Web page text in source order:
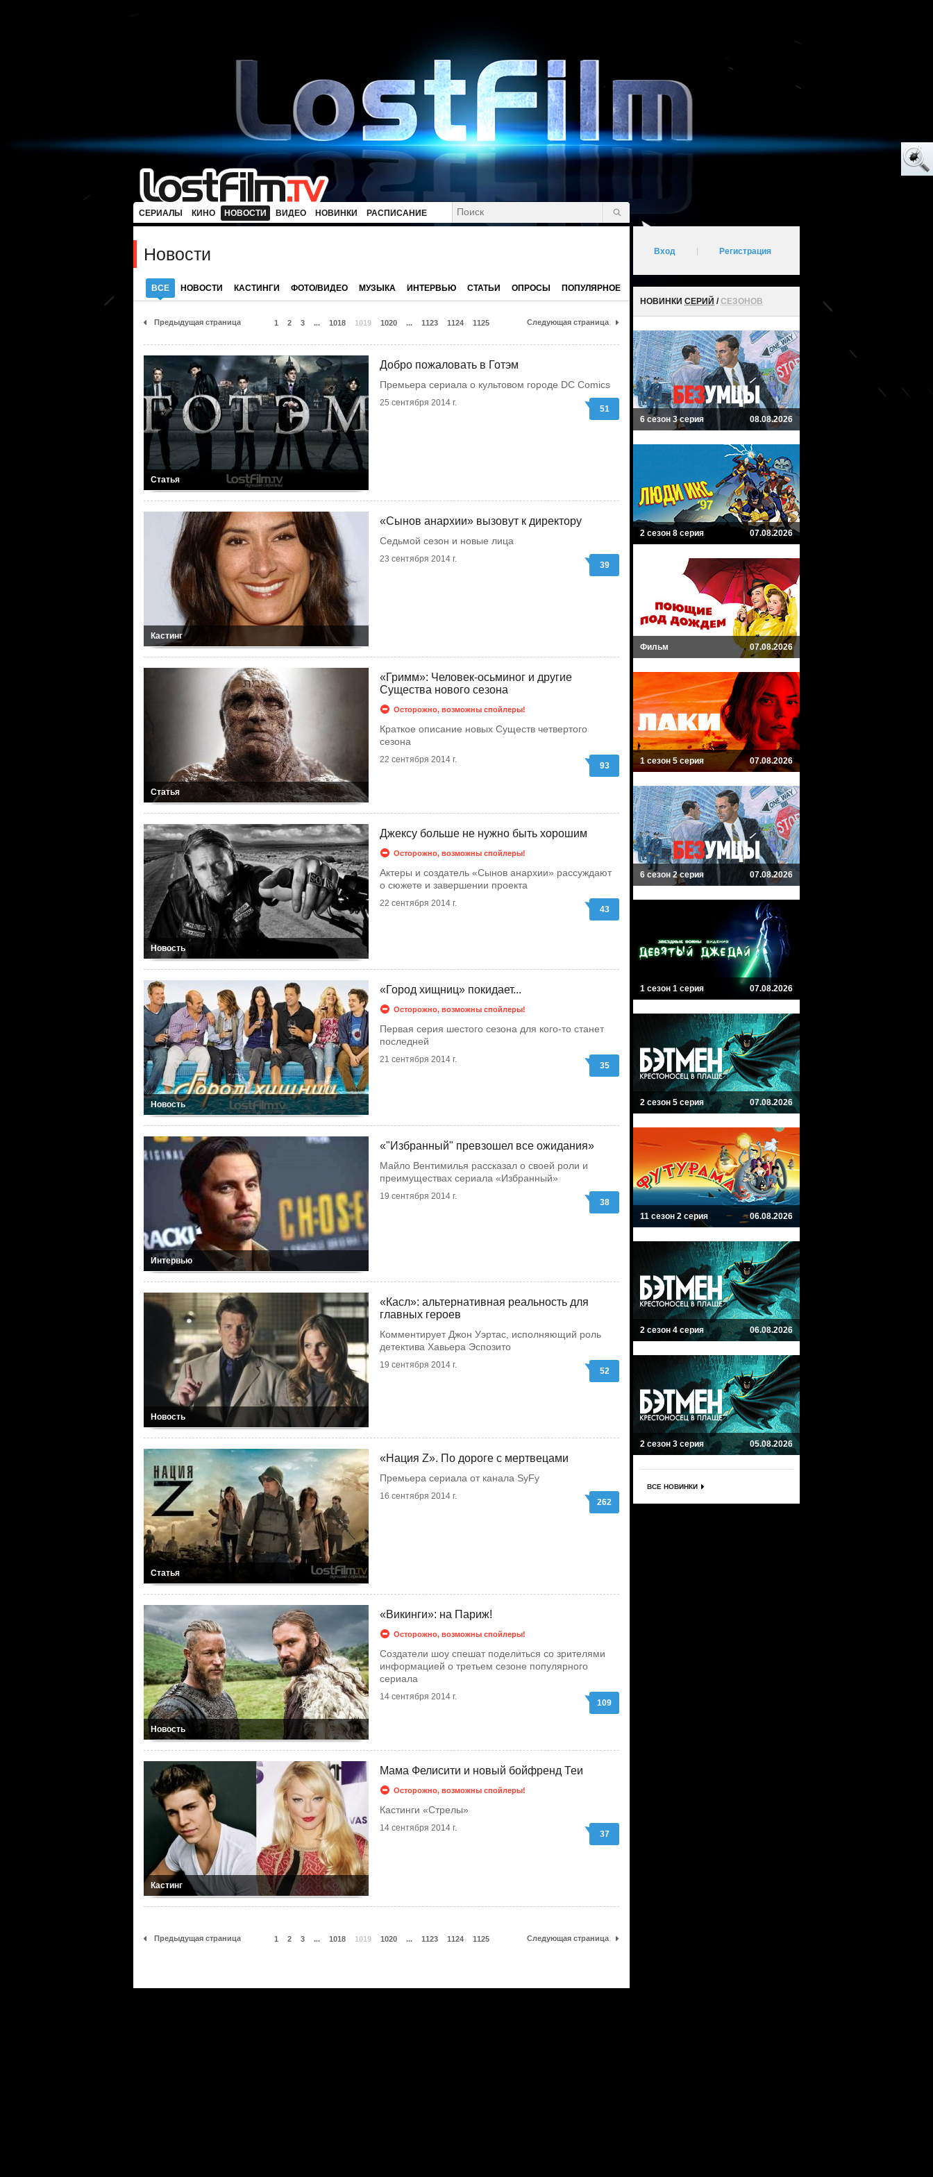
СЕРИАЛЫ КИНО НОВОСТИ ВИДЕО НОВИНКИ РАСПИСАНИЕ
Новости
ВСЕ НОВОСТИ КАСТИНГИ ФОТО/ВИДЕО МУЗЫКА ИНТЕРВЬЮ СТАТЬИ ОПРОСЫ ПОПУЛЯРНОЕ
Предыдущая страница 1 2 3 ... 1018 1019 1020 ... 1123 1124 1125 Следующая страница
Статья
Добро пожаловать в Готэм
Премьера сериала о культовом городе DC Comics
25 сентября 2014 г.
51
Кастинг
«Сынов анархии» вызовут к директору
Седьмой сезон и новые лица
23 сентября 2014 г.
39
Статья
«Гримм»: Человек-осьминог и другие
Существа нового сезона
Осторожно, возможны спойлеры!
Краткое описание новых Существ четвертого
сезона
22 сентября 2014 г.
93
Новость
Джексу больше не нужно быть хорошим
Осторожно, возможны спойлеры!
Актеры и создатель «Сынов анархии» рассуждают
о сюжете и завершении проекта
22 сентября 2014 г.
43
Новость
«Город хищниц» покидает...
Осторожно, возможны спойлеры!
Первая серия шестого сезона для кого-то станет
последней
21 сентября 2014 г.
35
Интервью
«"Избранный" превзошел все ожидания»
Майло Вентимилья рассказал о своей роли и
преимуществах сериала «Избранный»
19 сентября 2014 г.
38
Новость
«Касл»: альтернативная реальность для
главных героев
Комментирует Джон Уэртас, исполняющий роль
детектива Хавьера Эспозито
19 сентября 2014 г.
52
Статья
«Нация Z». По дороге с мертвецами
Премьера сериала от канала SyFy
16 сентября 2014 г.
262
Новость
«Викинги»: на Париж!
Осторожно, возможны спойлеры!
Создатели шоу спешат поделиться со зрителями
информацией о третьем сезоне популярного
сериала
14 сентября 2014 г.
109
Кастинг
Мама Фелисити и новый бойфренд Теи
Осторожно, возможны спойлеры!
Кастинги «Стрелы»
14 сентября 2014 г.
37
Предыдущая страница 1 2 3 ... 1018 1019 1020 ... 1123 1124 1125 Следующая страница
Вход Регистрация
НОВИНКИ СЕРИЙ /СЕЗОНОВ
6 сезон 3 серия 08.08.2026
2 сезон 8 серия 07.08.2026
Фильм 07.08.2026
1 сезон 5 серия 07.08.2026
6 сезон 2 серия 07.08.2026
1 сезон 1 серия 07.08.2026
2 сезон 5 серия 07.08.2026
11 сезон 2 серия 06.08.2026
2 сезон 4 серия 06.08.2026
2 сезон 3 серия 05.08.2026
ВСЕ НОВИНКИ